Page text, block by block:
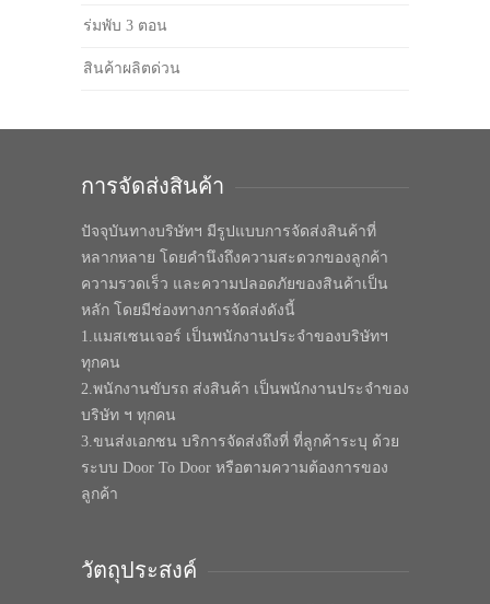
ร่มพับ 3 ตอน
สินค้าผลิตด่วน
การจัดส่งสินค้า
ปัจจุบันทางบริษัทฯ มีรูปแบบการจัดส่งสินค้าที่
หลากหลาย โดยคำนึงถึงความสะดวกของลูกค้า
ความรวดเร็ว และความปลอดภัยของสินค้าเป็น
หลัก โดยมีช่องทางการจัดส่งดังนี้
1.แมสเซนเจอร์ เป็นพนักงานประจำของบริษัทฯ
ทุกคน
2.พนักงานขับรถ ส่งสินค้า เป็นพนักงานประจำของ
บริษัท ฯ ทุกคน
3.ขนส่งเอกชน บริการจัดส่งถึงที่ ที่ลูกค้าระบุ ด้วย
ระบบ Door To Door หรือตามความต้องการของ
ลูกค้า
วัตถุประสงค์